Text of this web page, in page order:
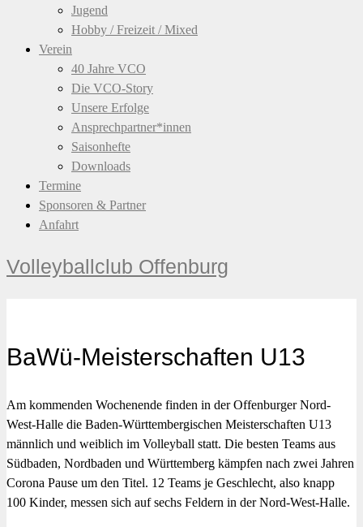
Jugend
Hobby / Freizeit / Mixed
Verein
40 Jahre VCO
Die VCO-Story
Unsere Erfolge
Ansprechpartner*innen
Saisonhefte
Downloads
Termine
Sponsoren & Partner
Anfahrt
Volleyballclub Offenburg
BaWü-Meisterschaften U13
Am kommenden Wochenende finden in der Offenburger Nord-
West-Halle die Baden-Württembergischen Meisterschaften U13
männlich und weiblich im Volleyball statt. Die besten Teams aus
Südbaden, Nordbaden und Württemberg kämpfen nach zwei Jahren
Corona Pause um den Titel. 12 Teams je Geschlecht, also knapp
100 Kinder, messen sich auf sechs Feldern in der Nord-West-Halle.